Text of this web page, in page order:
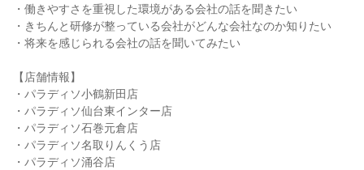
・働きやすさを重視した環境がある会社の話を聞きたい
・きちんと研修が整っている会社がどんな会社なのか知りたい
・将来を感じられる会社の話を聞いてみたい
【店舗情報】
・パラディソ小鶴新田店
・パラディソ仙台東インター店
・パラディソ石巻元倉店
・パラディソ名取りんくう店
・パラディソ涌谷店